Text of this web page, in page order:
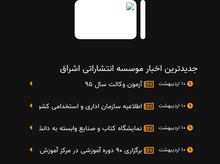
جدیدترین اخبار موسسه انتشاراتی اشراق
آزمون وکالت سال 95
اطلاعیه سازمان اداری و استخدامی کشور در خصوص
نمایشگاه کتاب و صنایع وابسته به دانشگاه صنعتی شریف 4 الی 8 مهر
برگزاری 90 دوره آموزشی در مرکز آموزش فرهنگی دانشگاه علامه